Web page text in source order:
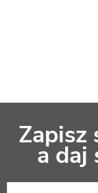
Zapisz
a daj